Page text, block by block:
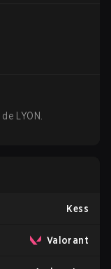
de LYON
Kess
Valorant